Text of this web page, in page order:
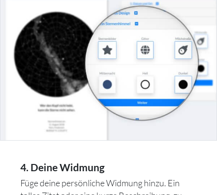
4. Deine Widmung
Füge deine persönliche Widmung hinzu. Ein